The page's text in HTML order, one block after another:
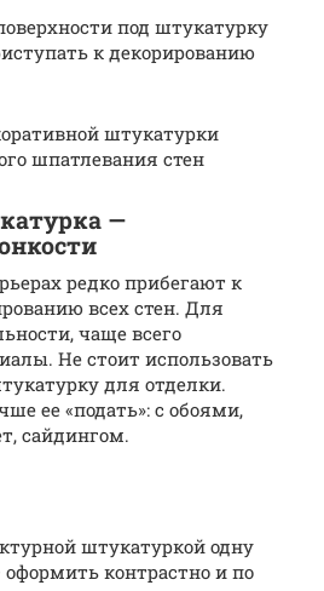
под штукатурку
к декорированию
штукатурки
шпатлевания стен
—
редко прибегают к
всех стен. Для
чаще всего
Не стоит использовать
для отделки.
ее «подать»: с обоями,
сайдингом.
штукатуркой одну
контрастно и по